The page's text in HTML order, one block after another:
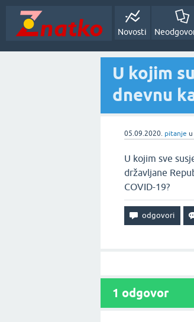
Novosti
U kojim
dnevnu
05.09.2020. pitanje
U kojim sve
državljane
COVID-19?
1 odgovor